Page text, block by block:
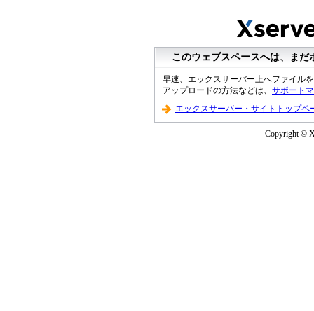
このウェブスペースへは、ま
早速、エックスサーバー上へファイル
アップロードの方法などは、 サポート
エックスサーバー・サイトトップペ
Copyright ©